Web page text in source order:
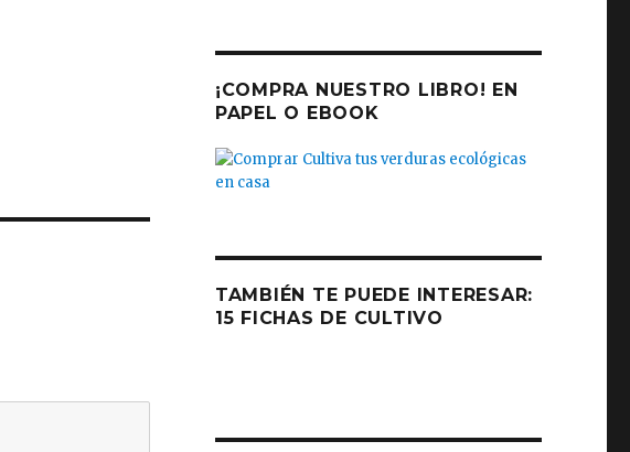
¡COMPRA NUESTRO LIBRO! EN
PAPEL O EBOOK
TAMBIÉN TE PUEDE INTERESAR:
15 FICHAS DE CULTIVO